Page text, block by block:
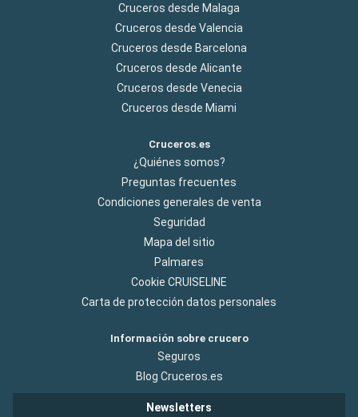
Cruceros desde Malaga
Cruceros desde Valencia
Cruceros desde Barcelona
Cruceros desde Alicante
Cruceros desde Venecia
Cruceros desde Miami
Cruceros.es
¿Quiénes somos?
Preguntas frecuentes
Condiciones generales de venta
Seguridad
Mapa del sitio
Palmares
Cookie CRUISELINE
Carta de protección datos personales
Información sobre crucero
Seguros
Blog Cruceros.es
Newsletters